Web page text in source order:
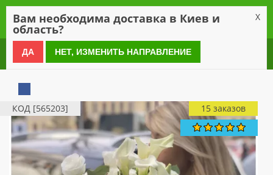
0 800 21 54 55
КОД [565203] 15 заказов
Вам необходима доставка в Киев и
область?
X
ДА НЕТ, ИЗМЕНИТЬ НАПРАВЛЕНИЕ